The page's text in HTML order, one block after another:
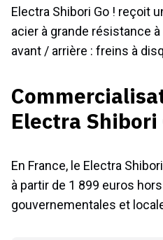
Electra Shibori Go ! reçoit
acier à grande résistance
avant / arrière : freins à
Electra Shibori
En France, le Electra
à partir de 1 899 euros
gouvernementales et